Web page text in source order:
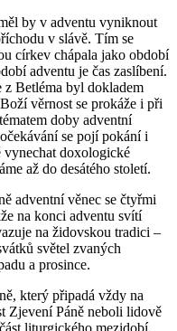
by v adventu vyniknout
v slávě. Tím se
církev chápala jako období
adventu je čas zaslíbení.
Betléma byl dokladem
věrnost se prokáže i při
doby adventní
se pojí pokání i
vynechat doxologické
až do desátého století.
adventní věnec se čtyřmi
na konci adventu svítí
na židovskou tradici –
světel zvaných
a prosince.
který připadá vždy na
Zjevení Páně neboli lidově
liturgického mezidobí.